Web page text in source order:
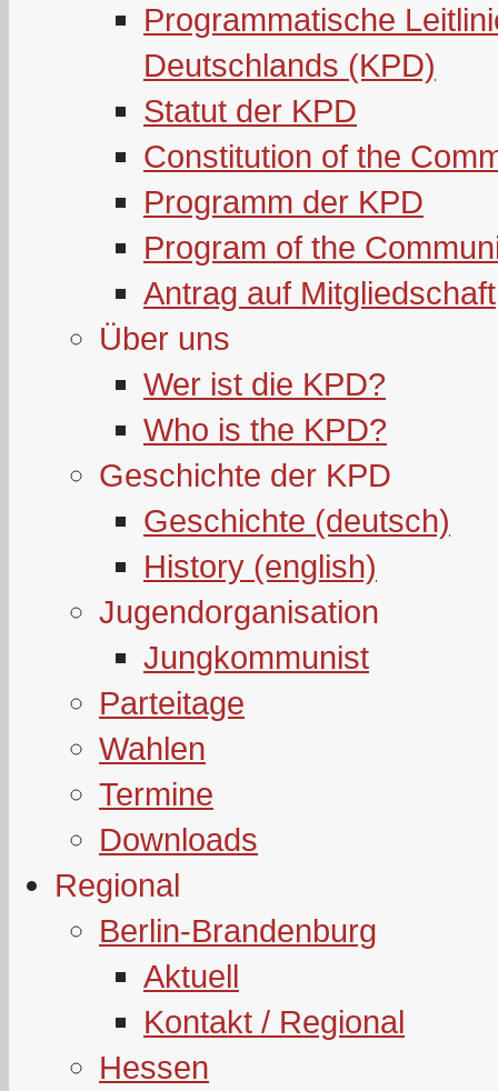
Programmatische
Deutschlands (KPD)
Statut der KPD
Constitution of the
Programm der KPD
Program of the
Antrag auf Mitgliedschaft
Über uns
Wer ist die KPD?
Who is the KPD?
Geschichte der KPD
Geschichte (deutsch)
History (english)
Jugendorganisation
Jungkommunist
Parteitage
Wahlen
Termine
Downloads
Regional
Berlin-Brandenburg
Aktuell
Kontakt / Regional
Hessen